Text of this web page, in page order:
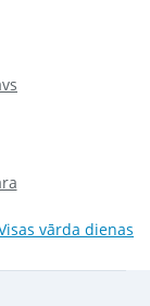
vārda dienas